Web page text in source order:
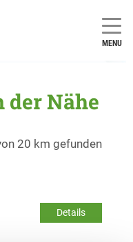
MENU
der Nähe
20 km gefunden
Details